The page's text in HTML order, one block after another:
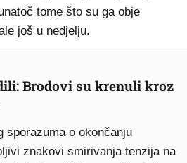
tome što su ga obje
još u nedjelju.
Brodovi su krenuli kroz
sporazuma o okončanju
znakovi smirivanja tenzija na